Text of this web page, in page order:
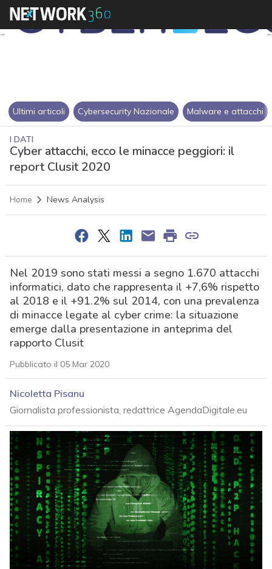
Ultimi articoli Cybersecurity Nazionale Malware e attacchi
I DATI
Cyber attacchi, ecco le minacce peggiori: il
report Clusit 2020
Home News Analysis
Nel 2019 sono stati messi a segno 1.670 attacchi
informatici, dato che rappresenta il +7,6% rispetto
al 2018 e il +91.2% sul 2014, con una prevalenza
di minacce legate al cyber crime: la situazione
emerge dalla presentazione in anteprima del
rapporto Clusit
Pubblicato il 05 Mar 2020
Nicoletta Pisanu
Giornalista professionista, redattrice AgendaDigitale.eu